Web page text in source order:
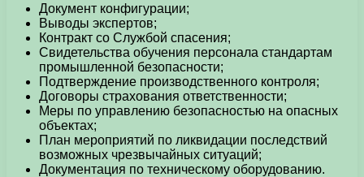
Документ конфигурации;
Выводы экспертов;
Контракт со Службой спасения;
Свидетельства обучения персонала стандартам
промышленной безопасности;
Подтверждение производственного контроля;
Договоры страхования ответственности;
Меры по управлению безопасностью на опасных
объектах;
План мероприятий по ликвидации последствий
возможных чрезвычайных ситуаций;
Документация по техническому оборудованию.